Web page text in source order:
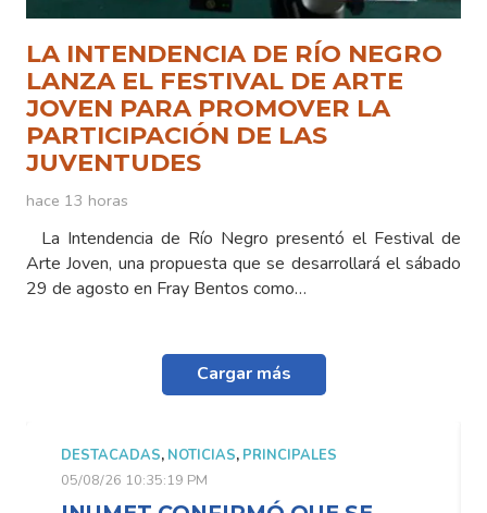
LA INTENDENCIA DE RÍO NEGRO
LANZA EL FESTIVAL DE ARTE
JOVEN PARA PROMOVER LA
PARTICIPACIÓN DE LAS
JUVENTUDES
hace 13 horas
La Intendencia de Río Negro presentó el Festival de
Arte Joven, una propuesta que se desarrollará el sábado
29 de agosto en Fray Bentos como…
Cargar más
DESTACADAS, NOTICIAS, PRINCIPALES
05/08/26 10:35:19 PM